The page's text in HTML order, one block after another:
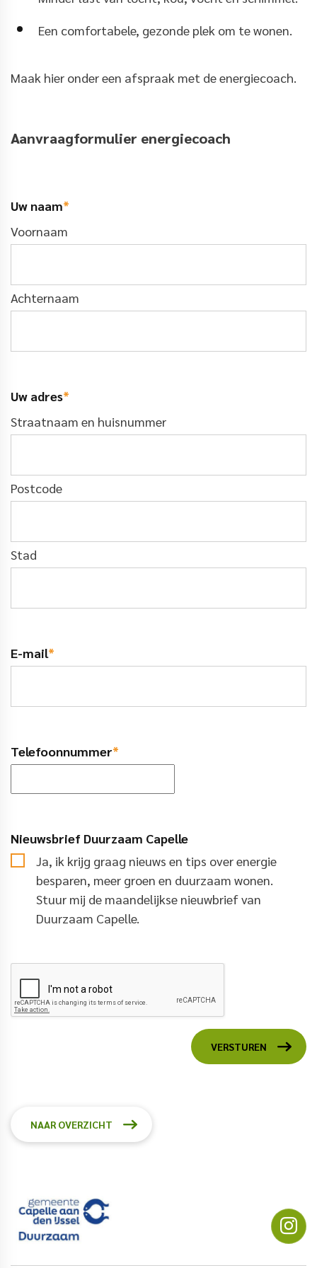
Een comfortabele, gezonde plek om te wonen.
Maak hier onder een afspraak met de energiecoach.
Aanvraagformulier energiecoach
Uw naam*
Voornaam
Achternaam
Uw adres*
Straatnaam en huisnummer
Postcode
Stad
E-mail*
Telefoonnummer*
Nieuwsbrief Duurzaam Capelle
Ja, ik krijg graag nieuws en tips over energie
besparen, meer groen en duurzaam wonen.
Stuur mij de maandelijkse nieuwbrief van
Duurzaam Capelle.
VERSTUREN
NAAR OVERZICHT